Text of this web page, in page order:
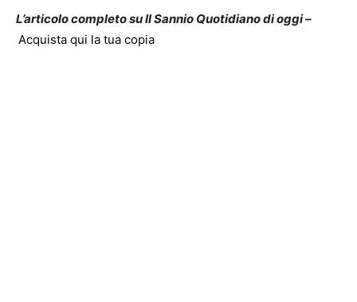
L’articolo completo su Il Sannio Quotidiano di oggi –
Acquista qui la tua copia